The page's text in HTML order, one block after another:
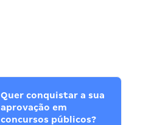
Quer conquistar a sua
aprovação em
concursos públicos?